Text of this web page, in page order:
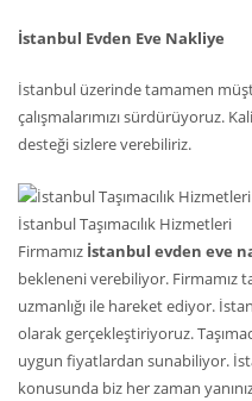
İstanbul Evden Eve Nakliye
İstanbul üzerinde tamamen
çalışmalarımızı sürdürüyoruz.
desteği sizlere verebiliriz.
İstanbul Taşımacılık Hizmetleri
Firmamız İstanbul evden eve
bekleneni verebiliyor. Firmamız
uzmanlığı ile hareket ediyor.
olarak gerçekleştiriyoruz.
uygun fiyatlardan sunabiliyor.
konusunda biz her zaman